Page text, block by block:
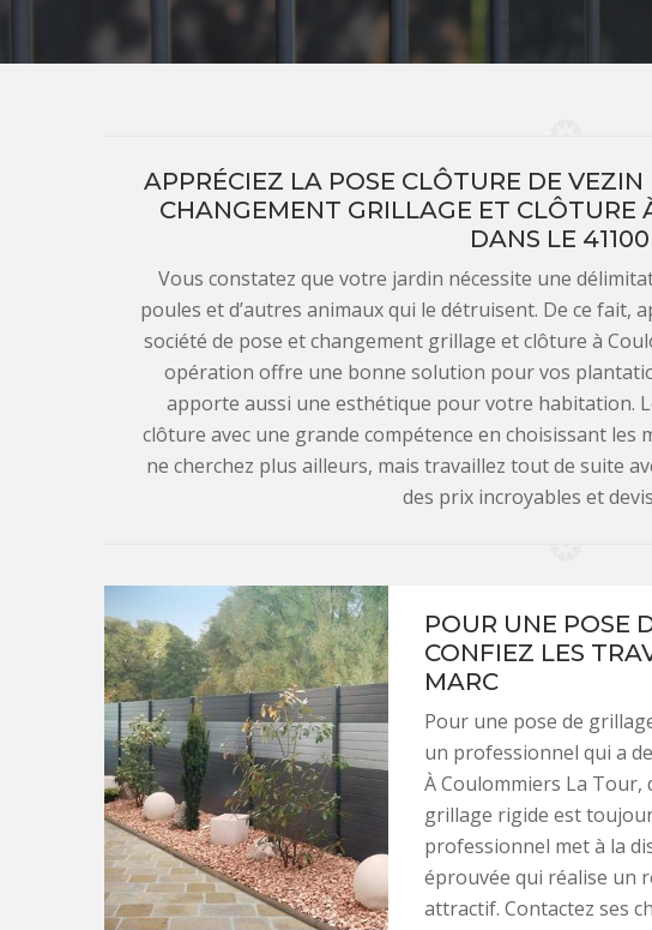
APPRÉCIEZ LA POSE CLÔTURE DE
CHANGEMENT GRILLAGE ET CLÔTURE
DANS LE
Vous constatez que votre jardin nécessite une
poules et d’autres animaux qui le détruisent. De ce fait,
société de pose et changement grillage et clôture à
opération offre une bonne solution pour vos
apporte aussi une esthétique pour votre habitation.
clôture avec une grande compétence en choisissant les
ne cherchez plus ailleurs, mais travaillez tout de suite
des prix incroyables et
POUR UNE POSE
CONFIEZ LES
MARC
Pour une pose de
un professionnel qui a
À Coulommiers La Tour,
grillage rigide est
professionnel met à la
éprouvée qui réalise un
attractif. Contactez ses